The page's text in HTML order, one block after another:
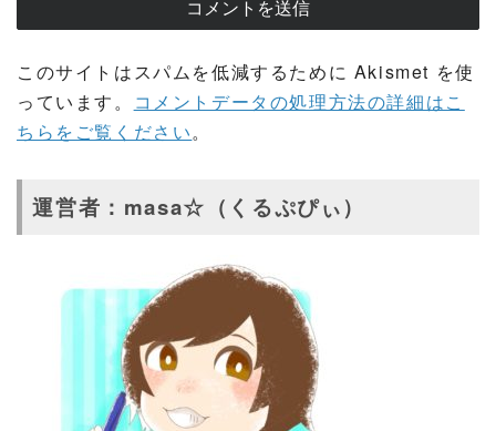
このサイトはスパムを低減するために Akismet を使
っています。
コメントデータの処理方法の詳細はこ
ちらをご覧ください。
運営者：masa☆（くるぷぴぃ）